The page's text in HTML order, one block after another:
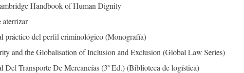
Handbook of Human Dignity
aterrizar
práctico del perfil criminológico (Monografía)
and the Globalisation of Inclusion and Exclusion (Global Law Series)
Del Transporte De Mercancías (3ª Ed.) (Biblioteca de logística)